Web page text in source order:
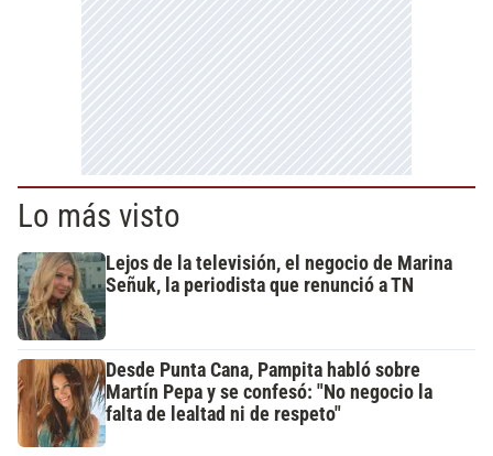
Lo más visto
Lejos de la televisión, el negocio de Marina
Señuk, la periodista que renunció a TN
Desde Punta Cana, Pampita habló sobre
Martín Pepa y se confesó: "No negocio la
falta de lealtad ni de respeto"